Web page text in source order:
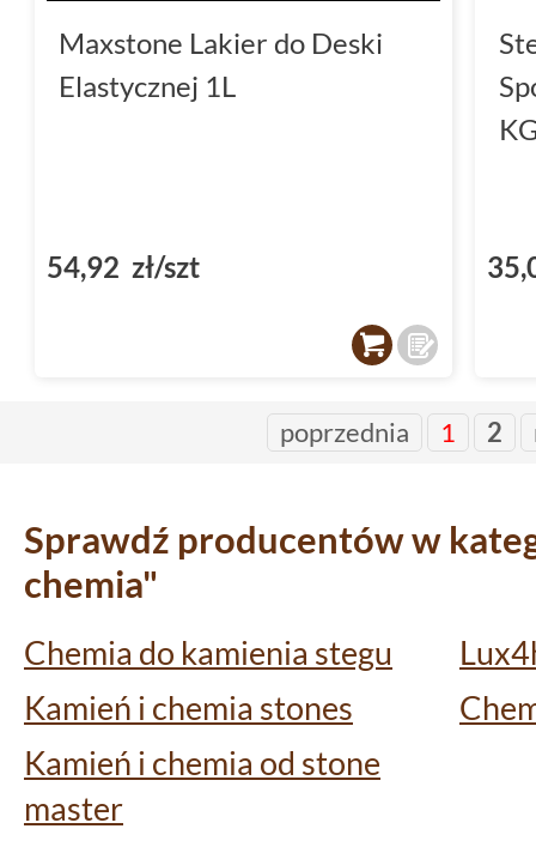
Maxstone Lakier do Deski
Elastycznej 1L
54,92 zł/szt
poprzednia 1 2
Sprawdź producentów w
chemia"
Chemia do kamienia stegu
Kamień i chemia stones
Kamień i chemia od stone
master